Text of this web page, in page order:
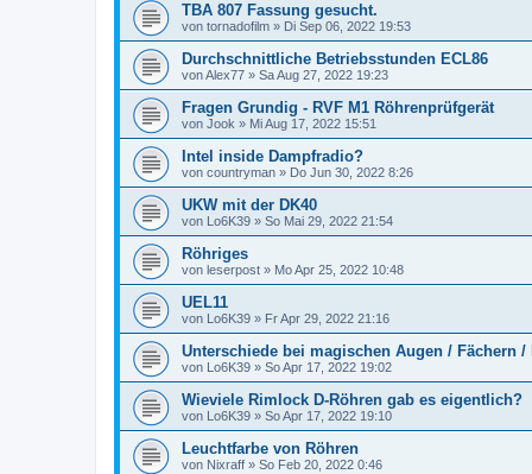
TBA 807 Fassung gesucht.
von tornadofilm » Di Sep 06, 2022 19:53
Durchschnittliche Betriebsstunden ECL86
vonAlex77 » Sa Aug 27, 2022 19:23
Fragen Grundig - RVF M1 Röhrenprüfgerät
von Jook » Mi Aug 17, 2022 15:51
Intel inside Dampfradio?
von countryman » Do Jun 30, 2022 8:26
UKW mit der DK40
von Lo6K39 » So Mai 29, 2022 21:54
Röhriges
von leserpost » Mo Apr 25, 2022 10:48
UEL11
von Lo6K39 » Fr Apr 29, 2022 21:16
Unterschiede bei magischen Augen / Fächern /
von Lo6K39 » So Apr 17, 2022 19:02
Wieviele Rimlock D-Röhren gab es eigentlich?
von Lo6K39 » So Apr 17, 2022 19:10
Leuchtfarbe von Röhren
von Nixraff » So Feb 20, 2022 0:46